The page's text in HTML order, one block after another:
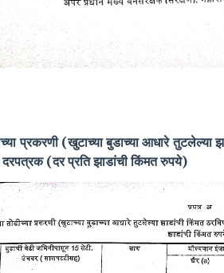
प्रकरणी (खुटाच्या बुडाच्या आधारे तुटलेल्या
दरपत्रक (दर प्रति झाडांची किंमत रुपये)